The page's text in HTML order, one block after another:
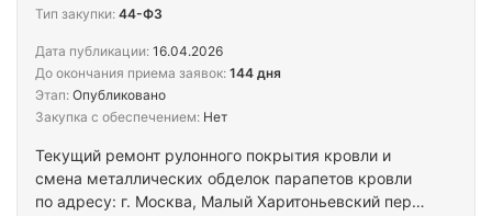
Текущий ремонт рулонного покрытия кровли и
смена металлических обделок парапетов кровли
по адресу: г. Москва, Малый Харитоньевский пер.,
Тип закупки: 44-ФЗ
Дата публикации: 16.04.2026
До окончания приема заявок: 144 дня
Этап: Опубликовано
Закупка с обеспечением: Нет